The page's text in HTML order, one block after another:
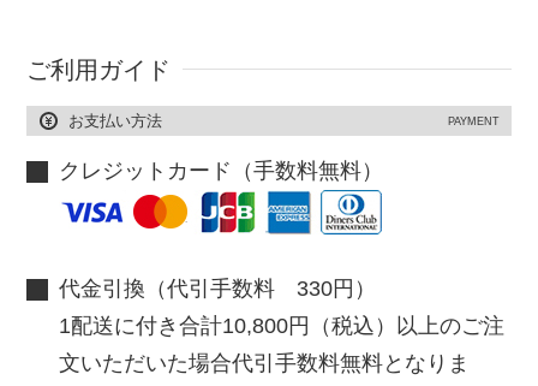
ご利用ガイド
お支払い方法 PAYMENT
クレジットカード（手数料無料）
代金引換（代引手数料 330円）
1配送に付き合計10,800円（税込）以上のご注
文いただいた場合代引手数料無料となりま